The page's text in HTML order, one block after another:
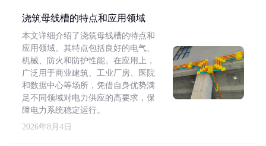
浇筑母线槽的特点和应用领域
本文详细介绍了浇筑母线槽的特点和
应用领域。其特点包括良好的电气、
机械、防火和防护性能。在应用上，
广泛用于商业建筑、工业厂房、医院
和数据中心等场所，凭借自身优势满
足不同领域对电力供应的高要求，保
障电力系统稳定运行。
2026年8月4日